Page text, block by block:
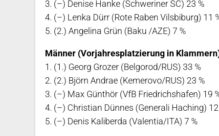
3. (–) Denise Hanke (Schweriner SC) 23 %
4. (–) Lenka Dürr (Rote Raben Vilsbiburg) 11
5. (2.) Angelina Grün (Baku /AZE) 7 %
Männer (Vorjahresplatzierung in
1. (1.) Georg Grozer (Belgorod/RUS) 33 %
2. (2.) Björn Andrae (Kemerovo/RUS) 23 %
3. (–) Max Günthör (VfB Friedrichshafen) 19
4. (–) Christian Dünnes (Generali Haching) 12
5. (–) Denis Kaliberda (Valentia/ITA) 7 %